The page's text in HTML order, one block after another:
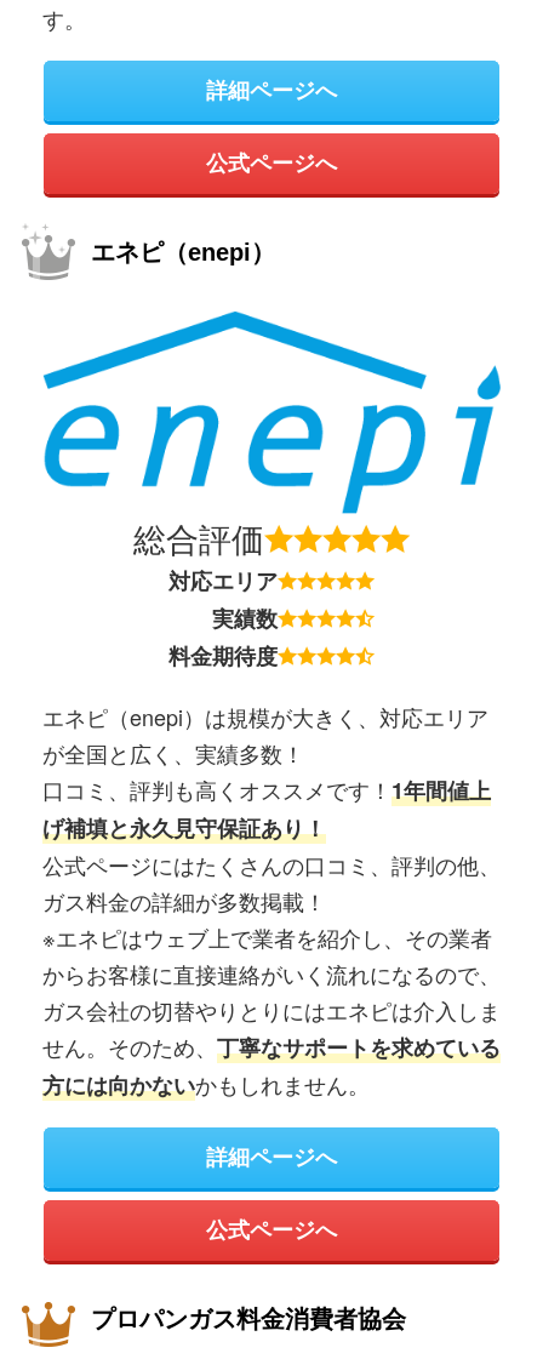
す。
詳細ページへ
公式ページへ
エネピ（enepi）
総合評価
対応エリア
実績数
料金期待度
エネピ（enepi）は規模が大きく、対応エリア
が全国と広く、実績多数！
口コミ、評判も高くオススメです！ 1年間値上
げ補填と永久見守保証あり！
公式ページにはたくさんの口コミ、評判の他、
ガス料金の詳細が多数掲載！
※エネピはウェブ上で業者を紹介し、その業者
からお客様に直接連絡がいく流れになるので、
ガス会社の切替やりとりにはエネピは介入しま
せん。そのため、 丁寧なサポートを求めている
方には向かないかもしれません。
詳細ページへ
公式ページへ
プロパンガス料金消費者協会